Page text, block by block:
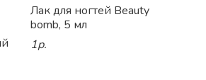
Лак для ногтей Beauty
bomb, 5 мл
1р.